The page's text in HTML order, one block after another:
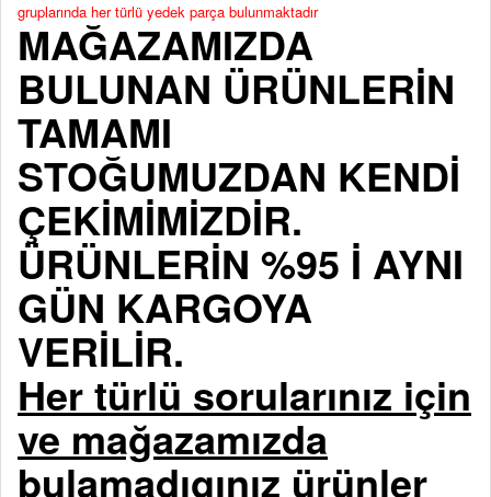
gruplarında her türlü yedek parça bulunmaktadır
MAĞAZAMIZDA
BULUNAN ÜRÜNLERİN
TAMAMI
STOĞUMUZDAN KENDİ
ÇEKİMİMİZDİR.
ÜRÜNLERİN %95 İ AYNI
GÜN KARGOYA
VERİLİR.
Her türlü sorularınız için
ve mağazamızda
bulamadıgınız ürünler